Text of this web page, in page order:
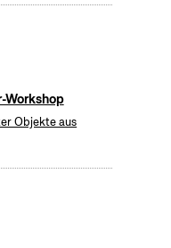
Workshop
Objekte aus